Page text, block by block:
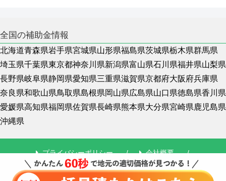
全国の補助金情報
北海道青森県岩手県宮城県山形県福島県茨城県栃木県群馬県
埼玉県千葉県東京都神奈川県新潟県富山県石川県福井県山梨県
長野県岐阜県静岡県愛知県三重県滋賀県京都府大阪府兵庫県
奈良県和歌山県鳥取県島根県岡山県広島県山口県徳島県香川県
愛媛県高知県福岡県佐賀県長崎県熊本県大分県宮崎県鹿児島県
沖縄県
プライバシーポリシー
会社概要
トップページ
利用規約
リンクについて
サイトマップ 記事一覧